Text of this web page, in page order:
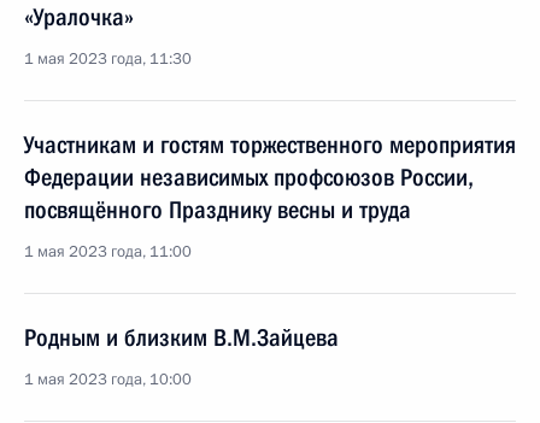
«Уралочка»
1 мая 2023 года, 11:30
Участникам и гостям торжественного мероприятия
Федерации независимых профсоюзов России,
посвящённого Празднику весны и труда
1 мая 2023 года, 11:00
Родным и близким В.М.Зайцева
1 мая 2023 года, 10:00